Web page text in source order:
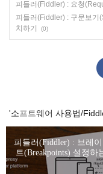
피들러(Fiddler) : 요청
피들러(Fiddler) : 구문보기
치하기
(0)
'소프트웨어 사용법/
피들러(Fiddler) : 브레
트(Breakpoints) 설정하